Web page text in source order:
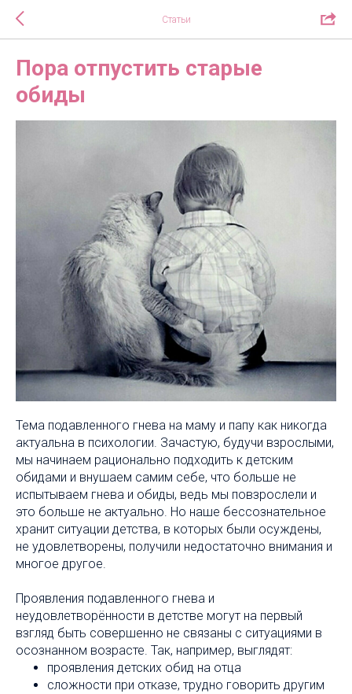
Статьи
Пора отпустить старые
обиды
Тема подавленного гнева на маму и папу как никогда
актуальна в психологии. Зачастую, будучи взрослыми,
мы начинаем рационально подходить к детским
обидами и внушаем самим себе, что больше не
испытываем гнева и обиды, ведь мы повзрослели и
это больше не актуально. Но наше бессознательное
хранит ситуации детства, в которых были осуждены,
не удовлетворены, получили недостаточно внимания и
многое другое.
Проявления подавленного гнева и
неудовлетворённости в детстве могут на первый
взгляд быть совершенно не связаны с ситуациями в
осознанном возрасте. Так, например, выглядят:
проявления детских обид на отца
сложности при отказе, трудно говорить другим